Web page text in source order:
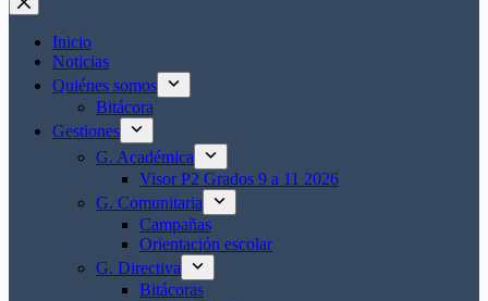
Inicio
Noticias
Quiénes somos
Bitácora
Gestiones
G. Académica
Visor P2 Grados 9 a 11 2026
G. Comunitaria
Campañas
Orientación escolar
G. Directiva
Bitácoras